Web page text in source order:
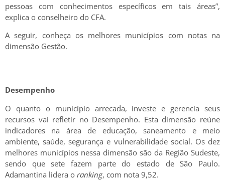
pessoas com conhecimentos específicos em tais áreas”,
explica o conselheiro do CFA.
A seguir, conheça os melhores municípios com notas na
dimensão Gestão.
Desempenho
O quanto o município arrecada, investe e gerencia seus
recursos vai refletir no Desempenho. Esta dimensão reúne
indicadores na área de educação, saneamento e meio
ambiente, saúde, segurança e vulnerabilidade social. Os dez
melhores municípios nessa dimensão são da Região Sudeste,
sendo que sete fazem parte do estado de São Paulo.
Adamantina lidera o ranking, com nota 9,52.